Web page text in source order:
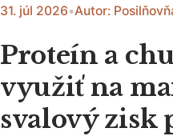
31. júl 2026•Autor:
Proteín a
využiť na
svalový zisk